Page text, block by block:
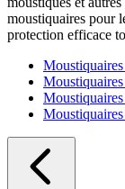
moustiquaires pour
protection efficace
Moustiquaires